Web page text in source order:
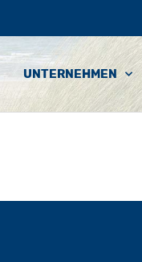
UNTERNEHMEN